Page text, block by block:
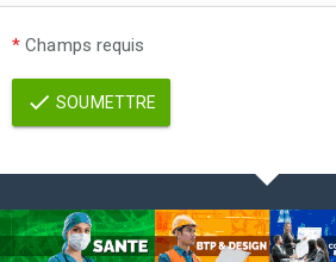
* Champs requis
SOUMETTRE